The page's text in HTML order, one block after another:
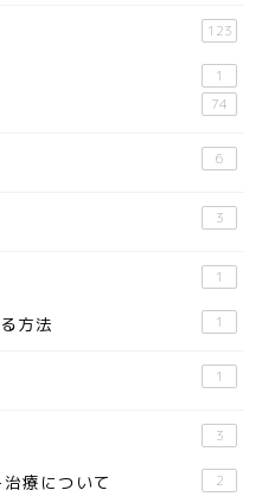
123
1
74
6
3
1
方法 1
1
3
療について 2